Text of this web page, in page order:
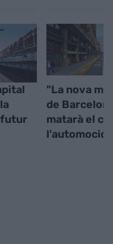
"La nova
de
matarà el
l'automoció"